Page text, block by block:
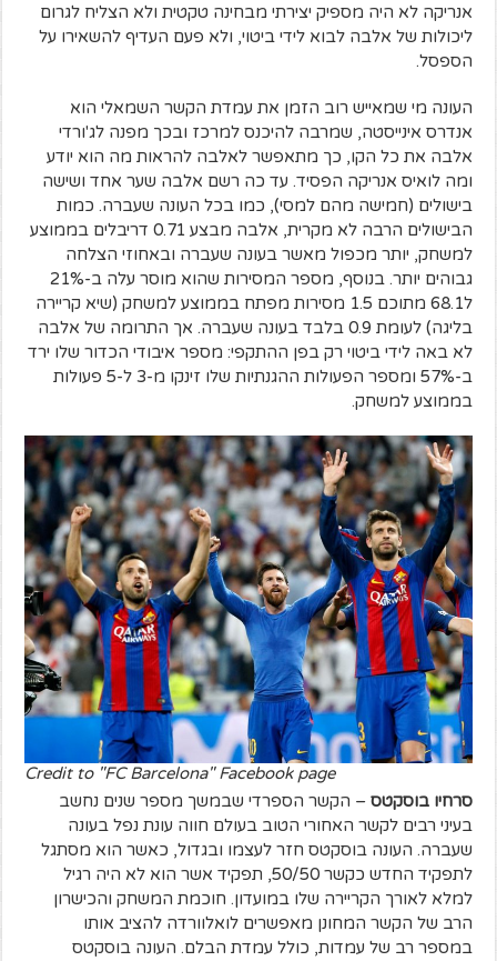
אנריקה לא היה מספיק יצירתי מבחינה טקטית ולא הצליח לגרום
ליכולות של אלבה לבוא לידי ביטוי, ולא פעם העדיף להשאירו על
הספסל.
העונה מי שמאייש רוב הזמן את עמדת הקשר השמאלי הוא
אנדרס אינייסטה, שמרבה להיכנס למרכז ובכך מפנה לג'ורדי
אלבה את כל הקו, כך מתאפשר לאלבה להראות מה הוא יודע
ומה לואיס אנריקה הפסיד. עד כה רשם אלבה שער אחד ושישה
בישולים (חמישה מהם למסי), כמו בכל העונה שעברה. כמות
הבישולים הרבה לא מקרית, אלבה מבצע 0.71 דריבלים בממוצע
למשחק, יותר מכפול מאשר בעונה שעברה ובאחוזי הצלחה
גבוהים יותר.
בנוסף, מספר המסירות שהוא מוסר עלה ב-21%
ל68.1 מתוכם 1.5 מסירות מפתח בממוצע למשחק (שיא קריירה
בליגה) לעומת 0.9 בלבד בעונה שעברה. אך
התרומה של אלבה
לא באה לידי ביטוי רק בפן ההתקפי: מספר איבודי הכדור שלו ירד
ב-57% ומספר הפעולות ההגנתיות שלו זינקו מ-3 ל-5 פעולות
בממוצע למשחק.
Credit to "FC Barcelona" Facebook page
סרחיו בוסקטס – הקשר הספרדי שבמשך מספר שנים נחשב
בעיני רבים לקשר האחורי הטוב בעולם חווה עונת נפל בעונה
שעברה. העונה בוסקטס חזר לעצמו ובגדול, כאשר הוא מסתגל
לתפקיד החדש כקשר 50/50, תפקיד אשר הוא לא היה רגיל
למלא לאורך הקריירה שלו במועדון. חוכמת המשחק והכישרון
הרב של הקשר המחונן מאפשרים לואלוורדה להציב אותו
במספר רב של עמדות, כולל עמדת הבלם. העונה בוסקטס